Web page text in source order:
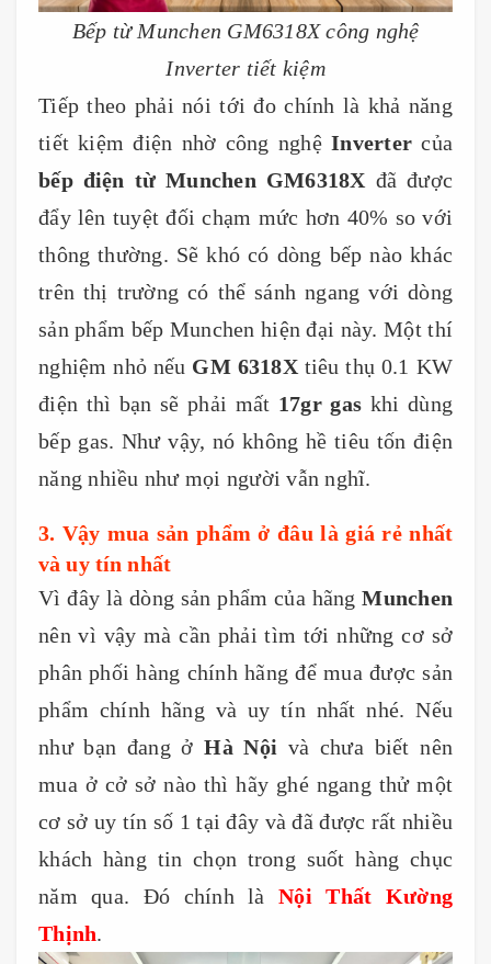
Bếp từ Munchen GM6318X công nghệ
Inverter tiết kiệm
Tiếp theo phải nói tới đo chính là khả năng
tiết kiệm điện nhờ công nghệInverter của
bếp điện từ Munchen GM6318Xđã được
đẩy lên tuyệt đối chạm mức hơn 40% so với
thông thường. Sẽ khó có dòng bếp nào khác
trên thị trường có thể sánh ngang với dòng
sản phẩm bếp Munchen hiện đại này. Một thí
nghiệm nhỏ nếu GM 6318X tiêu thụ 0.1 KW
điện thì bạn sẽ phải mất 17gr gas khi dùng
bếp gas. Như vậy, nó không hề tiêu tốn điện
năng nhiều như mọi người vẫn nghĩ.
3. Vậy mua sản phẩm ở đâu là giá rẻ nhất
và uy tín nhất
Vì đây là dòng sản phẩm của hãngMunchen
nên vì vậy mà cần phải tìm tới những cơ sở
phân phối hàng chính hãng để mua được sản
phẩm chính hãng và uy tín nhất nhé. Nếu
như bạn đang ởHà Nội và chưa biết nên
mua ở cở sở nào thì hãy ghé ngang thử một
cơ sở uy tín số 1 tại đây và đã được rất nhiều
khách hàng tin chọn trong suốt hàng chục
năm qua. Đó chính làNội Thất Kường
Thịnh.